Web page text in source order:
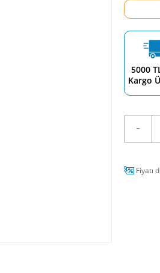
5000
Kargo
Fiyatı